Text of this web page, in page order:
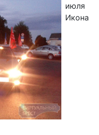
июля
Икона